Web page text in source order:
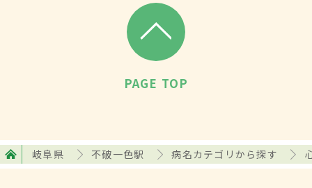
PAGE TOP
岐阜県 不破一色駅 病名カテゴリから探す